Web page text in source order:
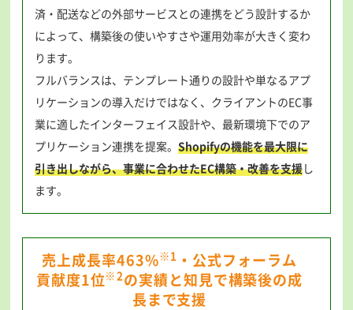
済・配送などの外部サービスとの連携をどう設計するか
によって、構築後の使いやすさや運用効率が大きく変わ
ります。
フルバランスは、テンプレート通りの設計や単なるアプ
リケーションの導入だけではなく、クライアントのEC事
業に適したインターフェイス設計や、最新環境下でのア
プリケーション連携を提案。Shopifyの機能を最大限に
引き出しながら、事業に合わせたEC構築・改善を支援し
ます。
売上成長率463%※1 ・公式フォーラム
貢献度1位※2の実績と知見で構築後の成
長まで支援